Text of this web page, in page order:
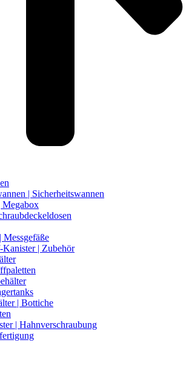
| Sicherheitswannen
Messgefäße
| Zubehör
| Bottiche
| Hahnverschraubung